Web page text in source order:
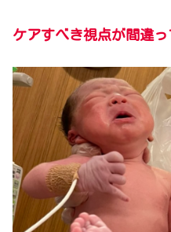
ケアすべき視点が間違